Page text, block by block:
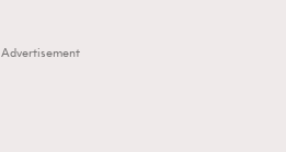
Advertisement